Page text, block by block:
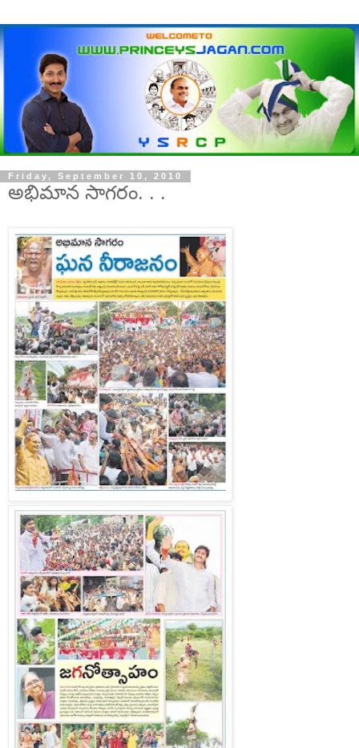
Friday, September 10, 2010
అభిమాన సాగరం. . .